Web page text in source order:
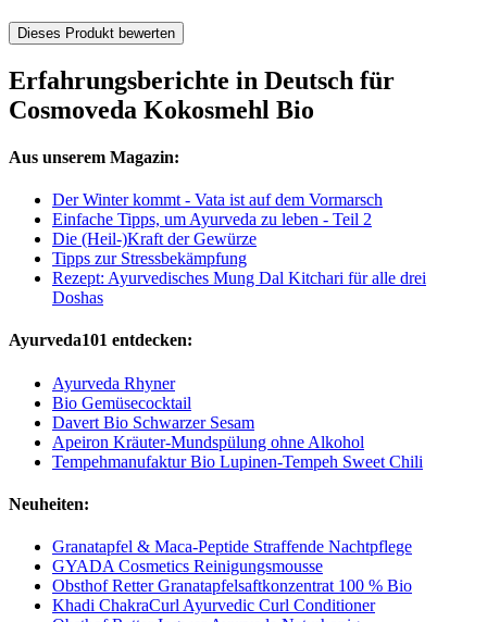
Dieses Produkt bewerten
Erfahrungsberichte in Deutsch für
Cosmoveda Kokosmehl Bio
Aus unserem Magazin:
Der Winter kommt - Vata ist auf dem Vormarsch
Einfache Tipps, um Ayurveda zu leben - Teil 2
Die (Heil-)Kraft der Gewürze
Tipps zur Stressbekämpfung
Rezept: Ayurvedisches Mung Dal Kitchari für alle drei
Doshas
Ayurveda101 entdecken:
Ayurveda Rhyner
Bio Gemüsecocktail
Davert Bio Schwarzer Sesam
Apeiron Kräuter-Mundspülung ohne Alkohol
Tempehmanufaktur Bio Lupinen-Tempeh Sweet Chili
Neuheiten:
Granatapfel & Maca-Peptide Straffende Nachtpflege
GYADA Cosmetics Reinigungsmousse
Obsthof Retter Granatapfelsaftkonzentrat 100 % Bio
Khadi ChakraCurl Ayurvedic Curl Conditioner